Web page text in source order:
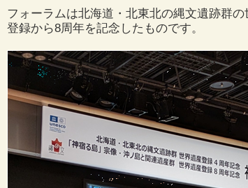
フォーラムは北海道・北東北の縄文遺跡群
登録から8周年を記念したものです。